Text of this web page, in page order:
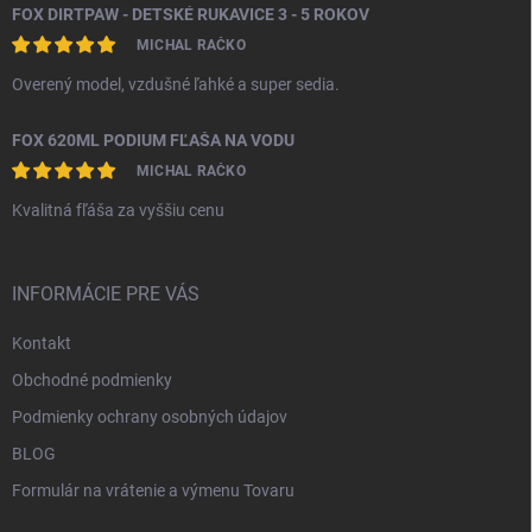
FOX DIRTPAW - DETSKÉ RUKAVICE 3 - 5 ROKOV
MICHAL RAČKO
Overený model, vzdušné ľahké a super sedia.
FOX 620ML PODIUM FĽAŠA NA VODU
MICHAL RAČKO
Kvalitná fľáša za vyššiu cenu
INFORMÁCIE PRE VÁS
Kontakt
Obchodné podmienky
Podmienky ochrany osobných údajov
BLOG
Formulár na vrátenie a výmenu Tovaru